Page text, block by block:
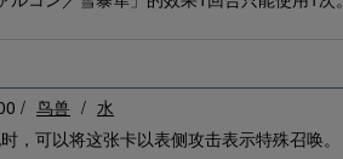
/ 鸟兽 / 水
，可以将这张卡以表侧攻击表示特殊召唤